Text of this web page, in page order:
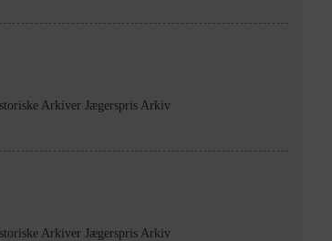
Arkiver Jægerspris Arkiv
Arkiver Jægerspris Arkiv